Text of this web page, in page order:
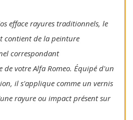
efface rayures traditionnels, le
contient de la peinture
correspondant
votre Alfa Romeo. Équipé d'un
il s'applique comme un vernis
rayure ou impact présent sur